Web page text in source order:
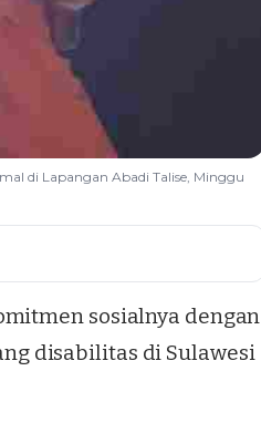
di Lapangan Abadi Talise, Minggu
sosialnya dengan
disabilitas di Sulawesi